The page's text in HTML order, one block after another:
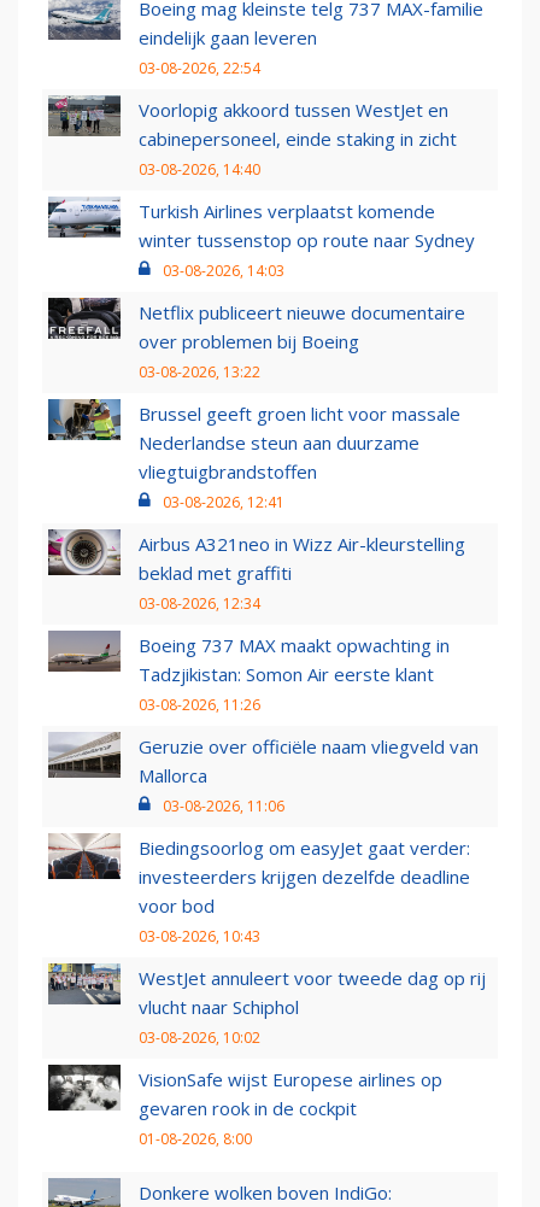
Boeing mag kleinste telg 737 MAX-familie
eindelijk gaan leveren
03-08-2026, 22:54
Voorlopig akkoord tussen WestJet en
cabinepersoneel, einde staking in zicht
03-08-2026, 14:40
Turkish Airlines verplaatst komende
winter tussenstop op route naar Sydney
03-08-2026, 14:03
Netflix publiceert nieuwe documentaire
over problemen bij Boeing
03-08-2026, 13:22
Brussel geeft groen licht voor massale
Nederlandse steun aan duurzame
vliegtuigbrandstoffen
03-08-2026, 12:41
Airbus A321neo in Wizz Air-kleurstelling
beklad met graffiti
03-08-2026, 12:34
Boeing 737 MAX maakt opwachting in
Tadzjikistan: Somon Air eerste klant
03-08-2026, 11:26
Geruzie over officiële naam vliegveld van
Mallorca
03-08-2026, 11:06
Biedingsoorlog om easyJet gaat verder:
investeerders krijgen dezelfde deadline
voor bod
03-08-2026, 10:43
WestJet annuleert voor tweede dag op rij
vlucht naar Schiphol
03-08-2026, 10:02
VisionSafe wijst Europese airlines op
gevaren rook in de cockpit
01-08-2026, 8:00
Donkere wolken boven IndiGo: